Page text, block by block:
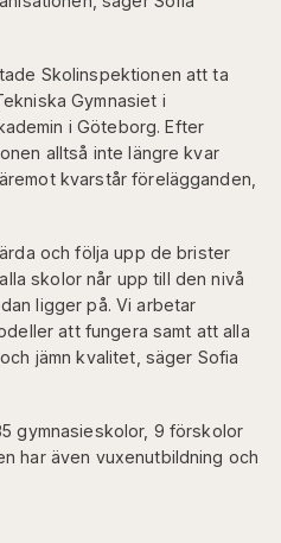
Skolinspektionen att ta
Gymnasiet i
i Göteborg. Efter
alltså inte längre kvar
kvarstår förelägganden,
och följa upp de brister
skolor når upp till den nivå
ligger på. Vi arbetar
att fungera samt att alla
jämn kvalitet, säger Sofia
gymnasieskolor, 9 förskolor
har även vuxenutbildning och